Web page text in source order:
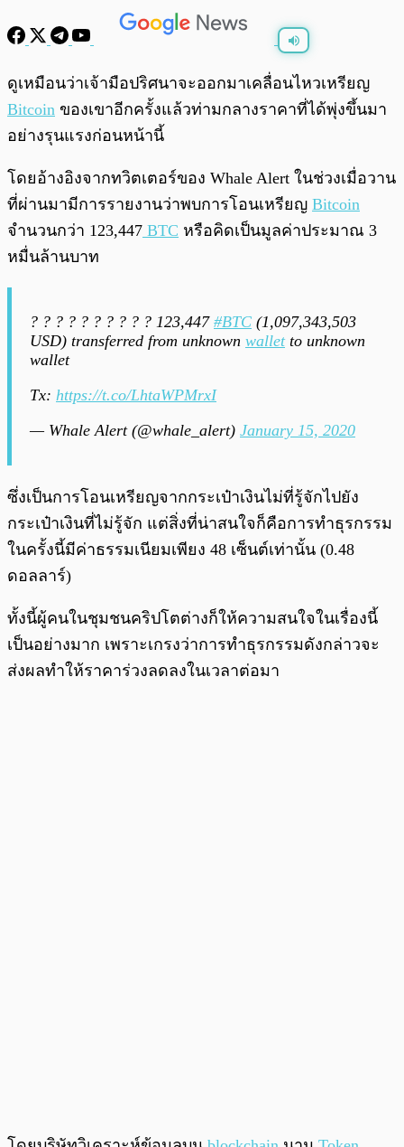
พร้อมเล่น /0:00
ดูเหมือนว่าเจ้ามือปริศนาจะออกมาเคลื่อนไหวเหรียญ
Bitcoin ของเขาอีกครั้งแล้วท่ามกลางราคาที่ได้พุ่งขึ้นมา
อย่างรุนแรงก่อนหน้านี้
โดยอ้างอิงจากทวิตเตอร์ของ Whale Alert ในช่วงเมื่อวาน
ที่ผ่านมามีการรายงานว่าพบการโอนเหรียญ Bitcoin
จำนวนกว่า 123,447 BTC หรือคิดเป็นมูลค่าประมาณ 3
หมื่นล้านบาท
? ? ? ? ? ? ? ? ? ? 123,447 #BTC (1,097,343,503
USD) transferred from unknown walletto unknown
wallet
Tx: https://t.co/LhtaWPMrxI
— Whale Alert (@whale_alert) January 15, 2020
ซึ่งเป็นการโอนเหรียญจากกระเป๋าเงินไม่ที่รู้จักไปยัง
กระเป๋าเงินที่ไม่รู้จัก แต่สิ่งที่น่าสนใจก็คือการทำธุรกรรม
ในครั้งนี้มีค่าธรรมเนียมเพียง 48 เซ็นต์เท่านั้น (0.48
ดอลลาร์)
ทั้งนี้ผู้คนในชุมชนคริปโตต่างก็ให้ความสนใจในเรื่องนี้
เป็นอย่างมาก เพราะเกรงว่าการทำธุรกรรมดังกล่าวจะ
ส่งผลทำให้ราคาร่วงลดลงในเวลาต่อมา